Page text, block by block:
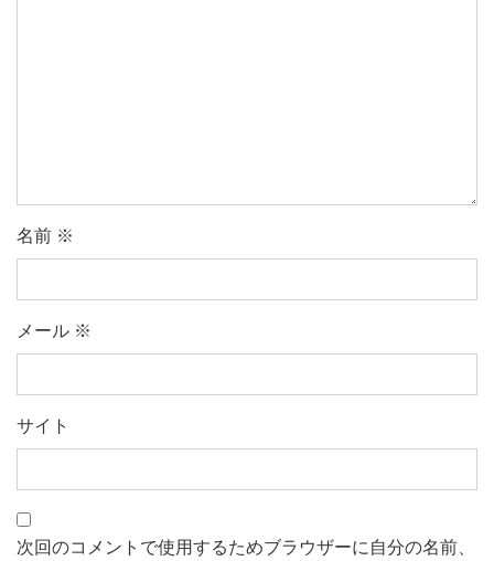
名前 ※
メール ※
サイト
次回のコメントで使用するためブラウザーに自分の名前、